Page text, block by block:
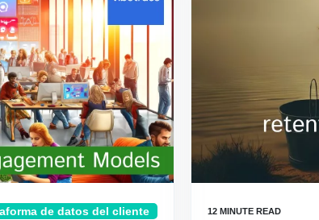
de datos del cliente